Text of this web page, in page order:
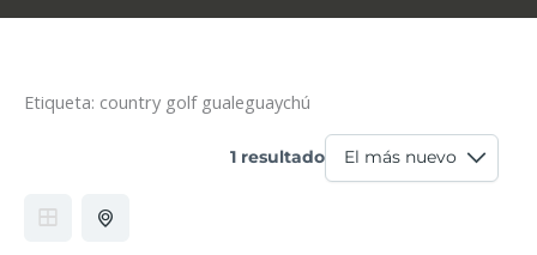
Etiqueta: country golf gualeguaychú
1 resultado